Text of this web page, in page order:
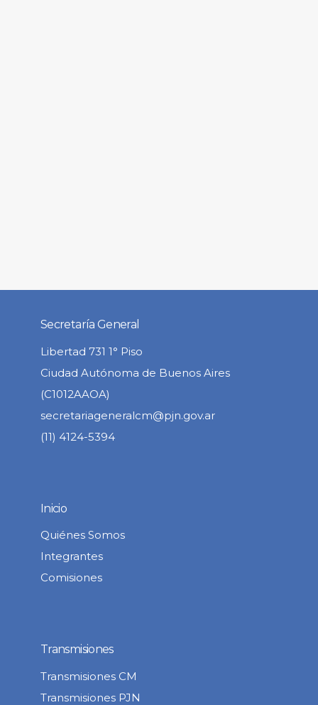
Secretaría General
Libertad 731 1° Piso
Ciudad Autónoma de Buenos Aires
(C1012AAOA)
secretariageneralcm@pjn.gov.ar
(11) 4124-5394
Inicio
Quiénes Somos
Integrantes
Comisiones
Transmisiones
Transmisiones CM
Transmisiones PJN